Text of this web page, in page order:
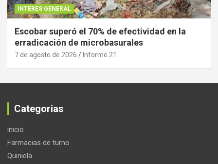
INTERES GENERAL
Escobar superó el 70% de efectividad en la
erradicación de microbasurales
7 de agosto de 2026 Informe 21
Categorias
inicio
Farmacias de turno
Quiniela